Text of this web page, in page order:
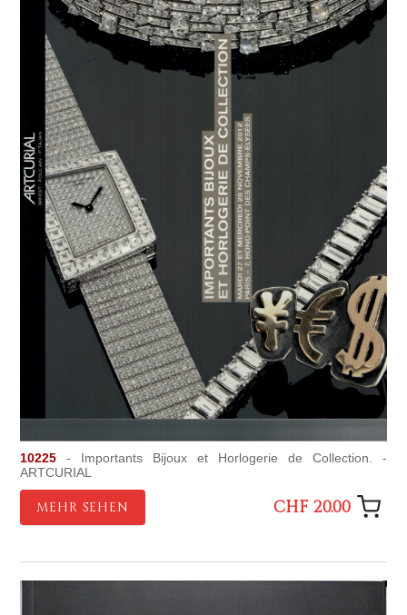
10225 - Importants Bijoux et Horlogerie de Collection. -
ARTCURIAL
MEHR SEHEN CHF 20.00